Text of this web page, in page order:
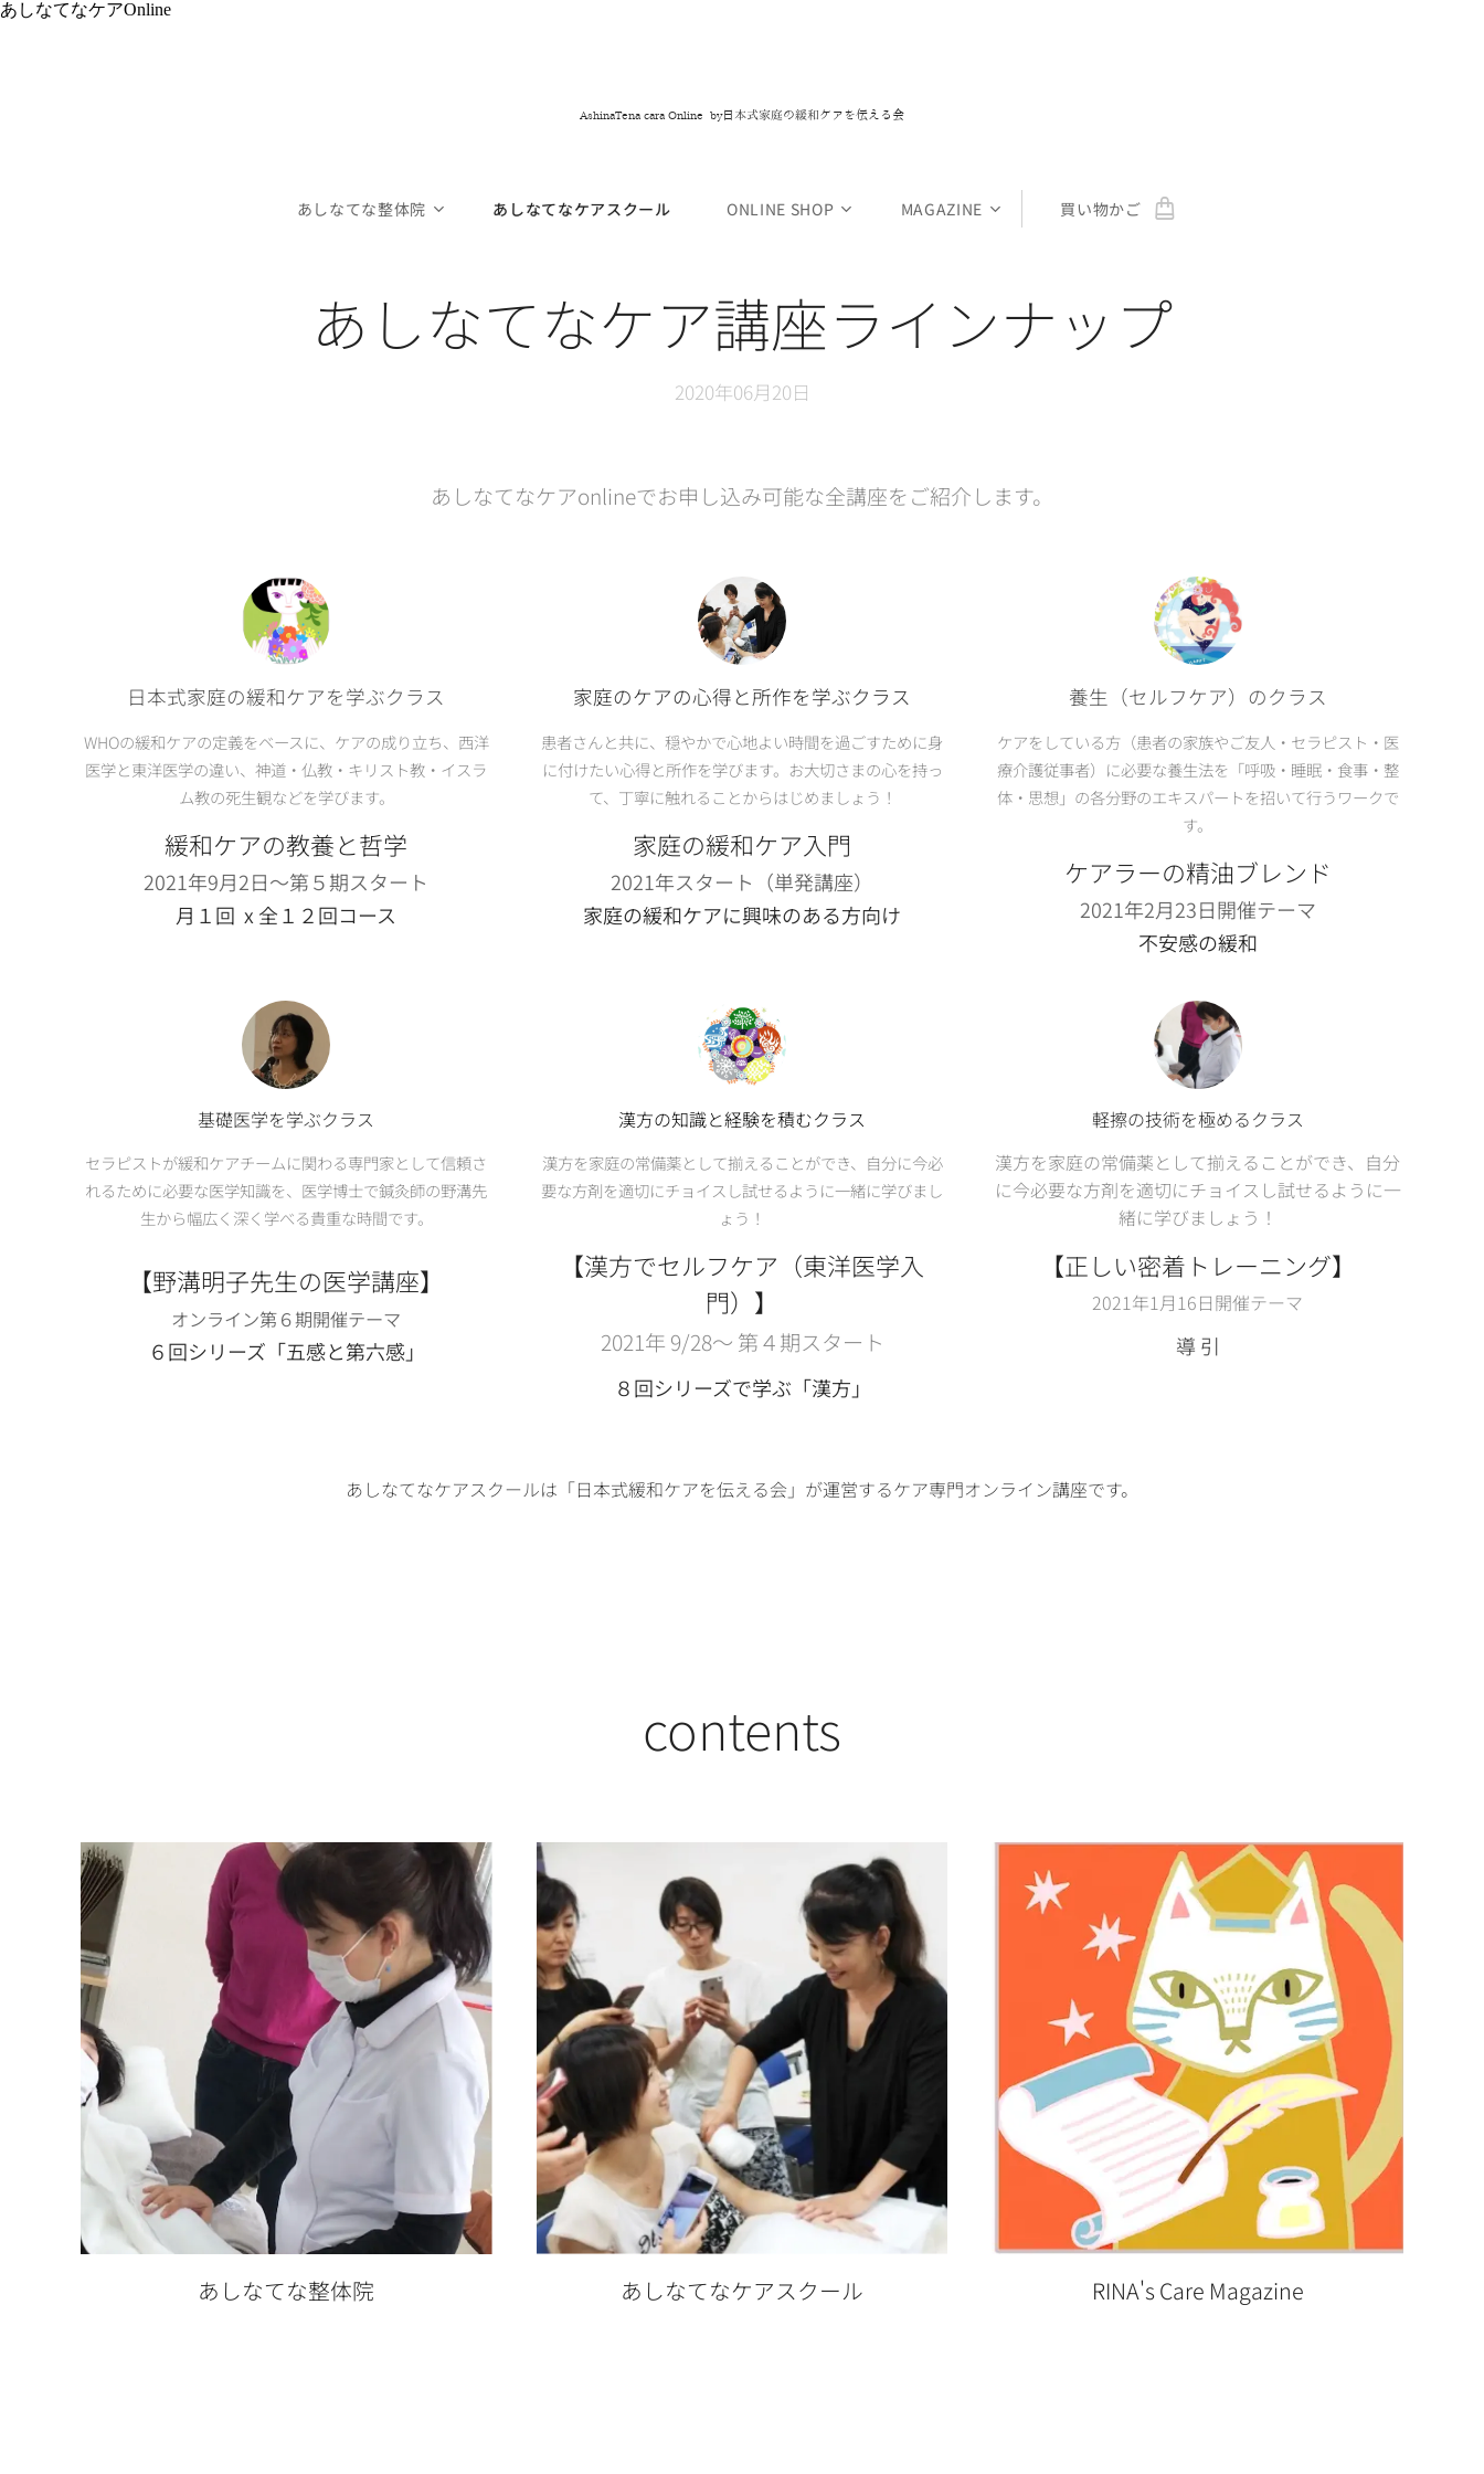
あしなてなケアOnline
AshinaTena cara Online by日本式家庭の緩和ケアを伝える会
あしなてな整体院 あしなてなケアスクール ONLINE SHOP MAGAZINE 買い物かご
あしなてなケア講座ラインナップ
2020年06月20日
あしなてなケアonlineでお申し込み可能な全講座をご紹介します。
日本式家庭の緩和ケアを学ぶクラス
WHOの緩和ケアの定義をベースに、ケアの成り立ち、西洋
医学と東洋医学の違い、神道・仏教・キリスト教・イスラ
ム教の死生観などを学びます。
緩和ケアの教養と哲学
2021年9月2日〜第５期スタート
月１回 x 全１２回コース
家庭のケアの心得と所作を学ぶクラス
患者さんと共に、穏やかで心地よい時間を過ごすために身
に付けたい心得と所作を学びます。お大切さまの心を持っ
て、丁寧に触れることからはじめましょう！
家庭の緩和ケア入門
2021年スタート（単発講座）
家庭の緩和ケアに興味のある方向け
養生（セルフケア）のクラス
ケアをしている方（患者の家族やご友人・セラピスト・医
療介護従事者）に必要な養生法を「呼吸・睡眠・食事・整
体・思想」の各分野のエキスパートを招いて行うワークで
す。
ケアラーの精油ブレンド
2021年2月23日開催テーマ
不安感の緩和
基礎医学を学ぶクラス
セラピストが緩和ケアチームに関わる専門家として信頼さ
れるために必要な医学知識を、医学博士で鍼灸師の野溝先
生から幅広く深く学べる貴重な時間です。
【野溝明子先生の医学講座】
オンライン第６期開催テーマ
６回シリーズ「五感と第六感」
漢方の知識と経験を積むクラス
漢方を家庭の常備薬として揃えることができ、自分に今必
要な方剤を適切にチョイスし試せるように一緒に学びまし
ょう！
【漢方でセルフケア（東洋医学入
門）】
2021年 9/28〜 第４期スタート
８回シリーズで学ぶ「漢方」
軽擦の技術を極めるクラス
漢方を家庭の常備薬として揃えることができ、自分
に今必要な方剤を適切にチョイスし試せるように一
緒に学びましょう！
【正しい密着トレーニング】
2021年1月16日開催テーマ
導 引
あしなてなケアスクールは「日本式緩和ケアを伝える会」が運営するケア専門オンライン講座です。
contents
あしなてな整体院 あしなてなケアスクール RINA's Care Magazine